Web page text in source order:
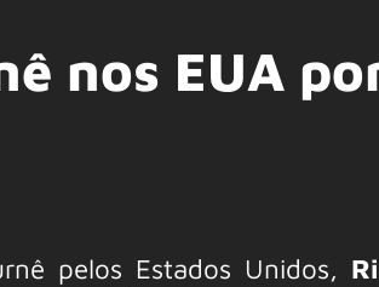
nos EUA
pelos Estados Unidos,